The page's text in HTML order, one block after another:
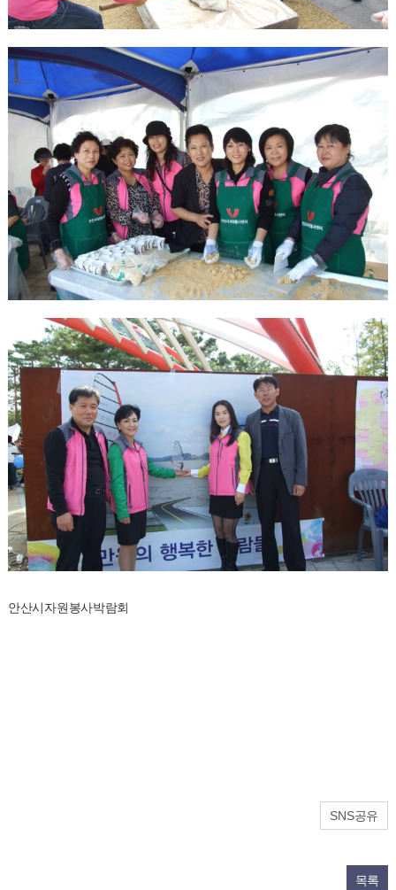
안산시자원봉사박람회
SNS공유
목록